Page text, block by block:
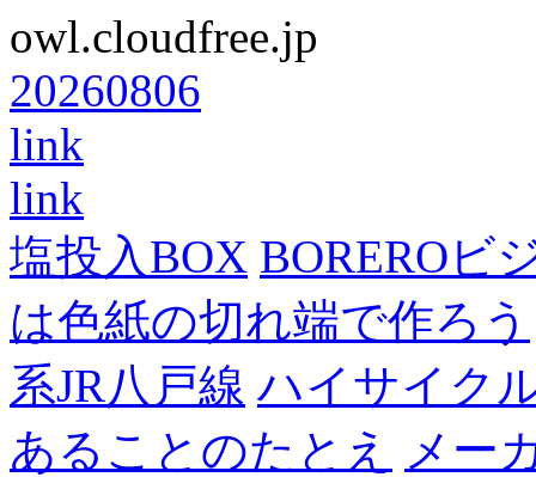
owl.cloudfree.jp
20260806
link
link
塩投入BOX BOREROビ
は色紙の切れ端で作ろう
系JR八戸線 ハイサイク
あることのたとえ
メー